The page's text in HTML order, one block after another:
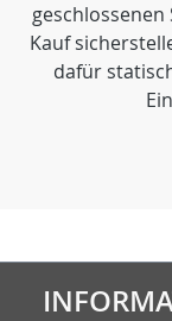
Kauf
dafür